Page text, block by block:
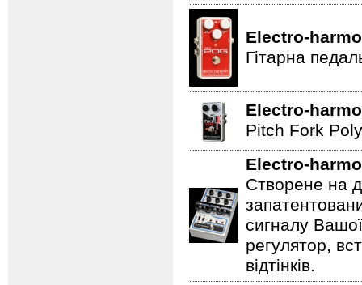
Electro-
Гітарна
Electro-
Pitch Fork
Electro-
Створене на
сигналу
регулятор,
відтінків.